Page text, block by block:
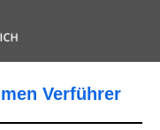
Verführer